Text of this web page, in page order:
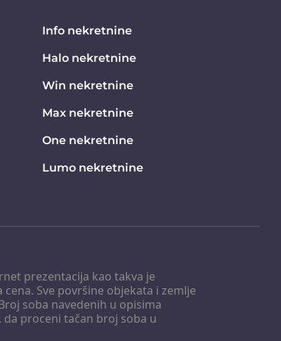
prezentacija kao takva je
Sve površine objekata i zemlje
soba navedenih u opisima
proceni tačan broj soba u
Info nekretnine
Halo nekretnine
Win nekretnine
Max nekretnine
One nekretnine
Lumo nekretnine